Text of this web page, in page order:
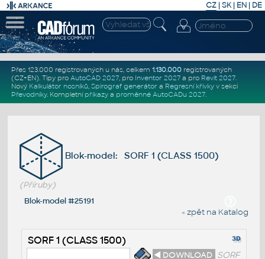
CZ | SK| EN | DE
Přes 123.000 registrovaných u nás, celkem 1.130.000registrovaných
(CZ+EN). Tipy pro AutoCAD 2027, pro Inventor 2027a pro Revit 2027.
Nový Kalkulátor nosníků, Spirograf generátor a Regresní křivkyv sekci
Převodníky. Kompletní příkazya proměnné AutoCADu 2027.
Blok-model: SORF 1 (CLASS 1500)
(Příruby)
Blok-model #25191
« zpět na Katalog
SORF 1 (CLASS 1500)
◄ DOWNLOAD SORF